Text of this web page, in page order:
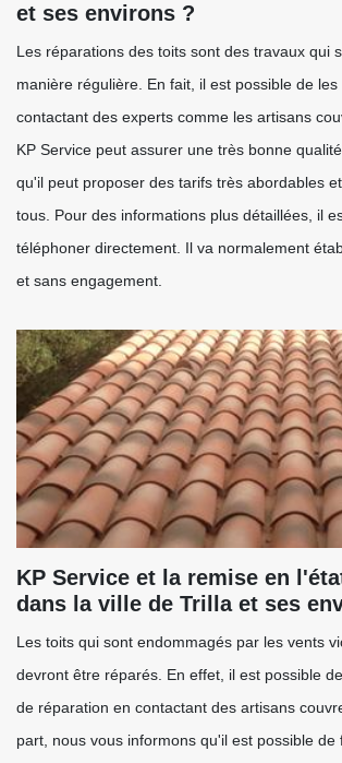
et ses environs ?
Les réparations des toits sont des travaux qui
manière régulière. En fait, il est possible de les
contactant des experts comme les artisans
KP Service peut assurer une très bonne
qu'il peut proposer des tarifs très abordables
tous. Pour des informations plus détaillées, il
téléphoner directement. Il va normalement
et sans engagement.
KP Service et la remise en
dans la ville de Trilla et ses
Les toits qui sont endommagés par les vents
devront être réparés. En effet, il est possible
de réparation en contactant des artisans
part, nous vous informons qu'il est possible de